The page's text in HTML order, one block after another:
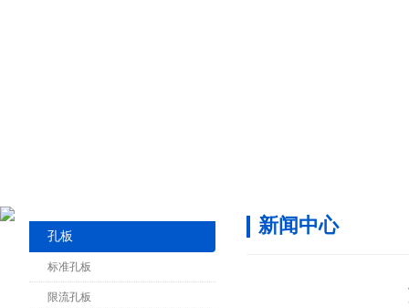
孔板
标准孔板
限流孔板
新闻中心